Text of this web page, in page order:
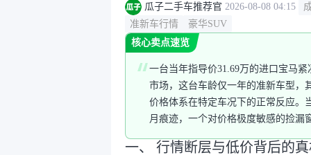
瓜子二手车推荐官 2026-08-08 04:15
准新车行情
豪华SUV
核心卖点速览
一台当年指导价31.69万的进口宝马
市场，这台车龄仅一年的准新车型，
价格体系在特定车况下的正常反应。
月痕迹，一个对价格极度敏感的捡漏
一、 行情断层与低价背后的